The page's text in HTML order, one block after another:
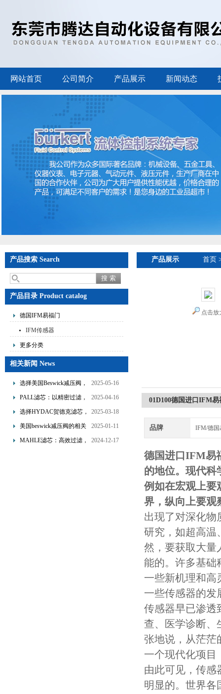
网站首页 公司简介 产品展示 新闻动态
产品搜索 Search
产品目录 Product catalog
德国IFM易福门
IFM传感器
更多分类
相关新闻 News
选择美国Beswick减压阀，
提升流体系统效率
2025-05-16
PALL滤芯：以精密过滤，
为工业流体筑起“隐形安全
2025-04-16
选择HYDAC贺德克滤芯，
享受精准过滤与稳定性能
2025-03-18
美国beswick减压阀的相关
知识
2025-01-11
MAHLE滤芯：高效过滤，
2024-12-17
产品展示 首页
点击放
01D100德国进口IFM
品牌 IFM/德国
德国进口IFM易
的地位。现代
例如在宏观上要
界，纵向上要观
出现了对深化物
研究，如超高温
然，要获取大量
能的。许多基础
一些新机理和高
一些传感器的发
传感器早已渗透
查、医学诊断、
张地说，从茫茫
一个现代化项目
由此可见，传感
明显的。世界各